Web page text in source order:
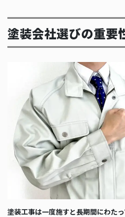
塗装会社選びの重要
塗装工事は一度施すと長期間にわた